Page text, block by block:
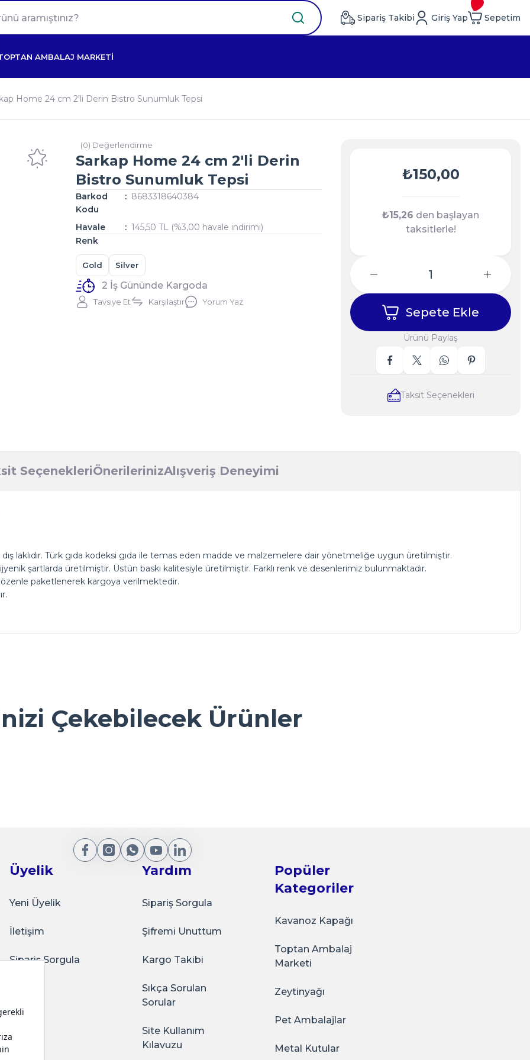
Sipariş Takibi Giriş Yap Sepetim
AMBALAJ MARKETİ
Home 24 cm 2'li Derin Bistro Sunumluk Tepsi
(0) Değerlendirme
Sarkap Home 24 cm 2'li Derin
Bistro Sunumluk Tepsi
Barkod
Kodu
8683318640384
Havale
145,50 TL (%3,00 havale indirimi)
Renk
Gold Silver
2 İş Gününde Kargoda
Tavsiye Et Karşılaştır Yorum Yaz
₺150,00
₺15,26 den başlayan
taksitlerle!
Sepete Ekle
Ürünü Paylaş
Taksit Seçenekleri
SeçenekleriÖnerilerinizAlışveriş Deneyimi
laklıdır. Türk gıda kodeksi gıda ile temas eden madde ve malzemelere dair yönetmeliğe uygun üretilmiştir.
şartlarda üretilmiştir. Üstün baskı kalitesiyle üretilmiştir. Farklı renk ve desenlerimiz bulunmaktadır.
paketlenerek kargoya verilmektedir.
Yorum Yaz
Soru Sor
Gönder
Çekebilecek Ürünler
Tepsisi Parlak Siyah Sarkap Home 16x35 cm 6'lı Oval Sunumluk Metal Servis Tepsisi BRONZ
Üyelik
Yeni Üyelik
İletişim
Sipariş Sorgula
Yardım
Sipariş Sorgula
Şifremi Unuttum
Kargo Takibi
Sıkça Sorulan
Sorular
Site Kullanım
Kılavuzu
Popüler
Kategoriler
Kavanoz Kapağı
Toptan Ambalaj
Marketi
Zeytinyağı
Pet Ambalajlar
Metal Kutular